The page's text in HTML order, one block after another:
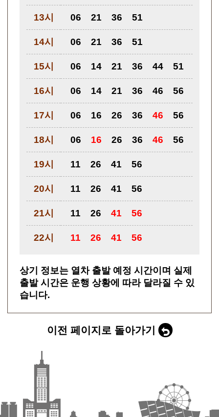
13시 06 21 36 51
14시 06 21 36 51
15시 06 14 21 36 44 51
16시 06 14 21 36 46 56
17시 06 16 26 36 46 56
18시 06 16 26 36 46 56
19시 11 26 41 56
20시 11 26 41 56
21시 11 26 41 56
22시 11 26 41 56
상기 정보는 열차 출발 예정 시간이며 실제
출발 시간은 운행 상황에 따라 달라질 수 있
습니다.
이전 페이지로 돌아가기